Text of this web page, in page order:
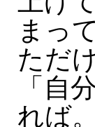
まっ
ただ
「自
れば